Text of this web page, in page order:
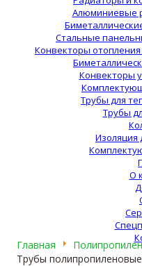
Алюминиевые
Стальные
Конвекторы
Конвекторы
Трубы для
Трубы
Изоляция
О
Главная
Трубы полипропиленовые